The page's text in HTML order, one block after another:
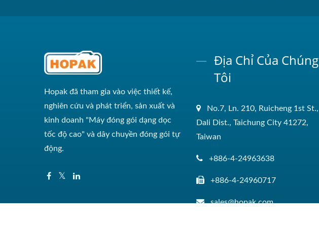
Hopak đã tham gia vào việc thiết kế,
nghiên cứu và phát triển, sản xuất và
kinh doanh "Máy đóng gói dạng dọc
tốc độ cao" và dây chuyền đóng gói tự
động.
Địa Chỉ Của Chúng
Tôi
No.7, Ln. 210, Ruicheng 1st St.,
Dali Dist., Taichung City 41272,
Taiwan
+886-4-24963638
+886-4-24960717
sales@hopak.com